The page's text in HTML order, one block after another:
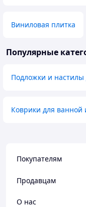
Виниловая плитка
Популярные
Подложки и настилы
Коврики для ванной
Покупателям
Продавцам
О нас